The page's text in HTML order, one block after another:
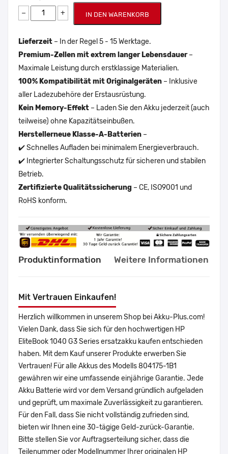
− + IN DEN WARENKORB
Lieferzeit – In der Regel 5 - 15 Werktage.
Premium-Zellen mit extrem langer Lebensdauer–
Maximale Leistung durch erstklassige Materialien.
100% Kompatibilität mit Originalgeräten – Inklusive
aller Ladezubehöre der Erstausrüstung.
Kein Memory-Effekt – Laden Sie den Akku jederzeit (auch
teilweise) ohne Kapazitätseinbußen.
Herstellerneue Klasse-A-Batterien –
✔️ Schnelles Aufladen bei minimalem Energieverbrauch.
✔️ Integrierter Schaltungsschutz für sicheren und stabilen
Betrieb.
Zertifizierte Qualitätssicherung – CE, ISO9001 und
RoHS konform.
Produktinformation Weitere Informationen
Mit Vertrauen Einkaufen!
Herzlich willkommen in unserem Shop bei Akku-Plus.com!
Vielen Dank, dass Sie sich für den hochwertigen HP
EliteBook 1040 G3 Series ersatzakku kaufen entschieden
haben. Mit dem Kauf unserer Produkte erwerben Sie
Vertrauen! Für alle Akkus des Modells 804175-1B1
gewähren wir eine umfassende einjährige Garantie. Jede
Akku Batterie wird vor dem Versand gründlich aufgeladen
und geprüft, um maximale Zuverlässigkeit zu garantieren.
Für den Fall, dass Sie nicht vollständig zufrieden sind,
bieten wir Ihnen eine 30-tägige Geld-zurück-Garantie.
Bitte stellen Sie vor Auftragserteilung sicher, dass die
Teilenummer oder Modellnummer Ihrer originalen HP